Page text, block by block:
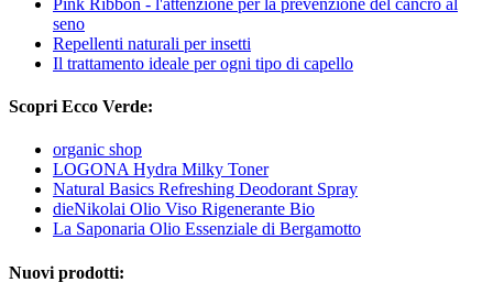
seno
Repellenti naturali per insetti
Il trattamento ideale per ogni tipo di capello
Scopri Ecco Verde:
organic shop
LOGONA Hydra Milky Toner
Natural Basics Refreshing Deodorant Spray
dieNikolai Olio Viso Rigenerante Bio
La Saponaria Olio Essenziale di Bergamotto
Nuovi prodotti: